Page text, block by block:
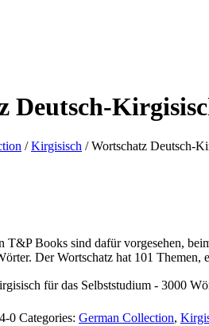
Deutsch-
/Kirgisisch / Wortschatz Deutsch-
T&P Books sind dafür vorgesehen,
Der Wortschatz hat 101
für das Selbststudium - 3000
0 Categories: German Collection,